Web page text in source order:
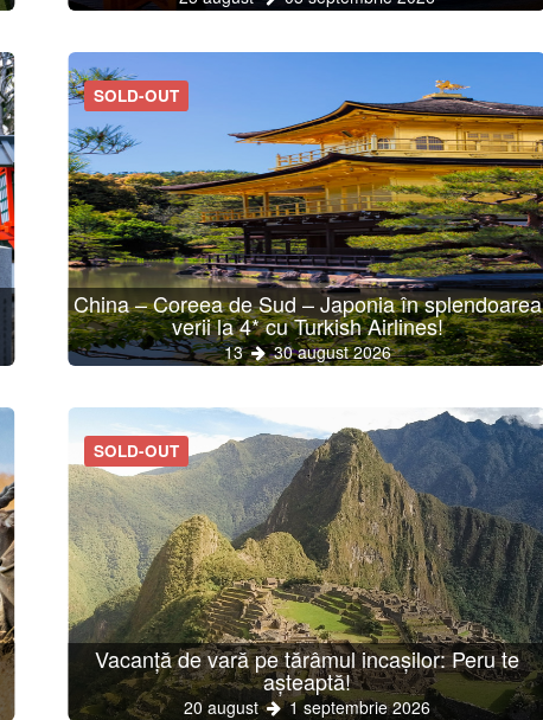
SOLD-OUT
China – Coreea de Sud – Japonia în splendoarea
verii la 4* cu Turkish Airlines!
13 30 august 2026
SOLD-OUT
Vacanță de vară pe tărâmul incașilor: Peru te
așteaptă!
20 august 1 septembrie 2026